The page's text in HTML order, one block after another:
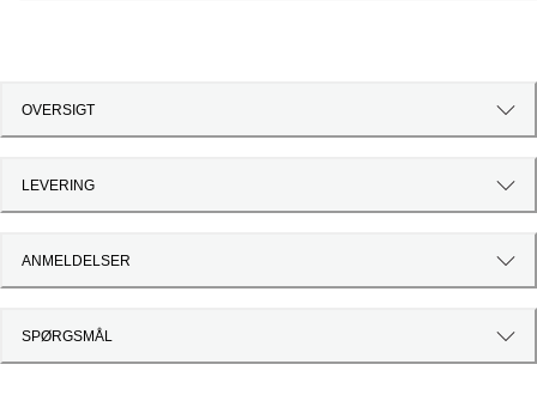
OVERSIGT
LEVERING
ANMELDELSER
SPØRGSMÅL